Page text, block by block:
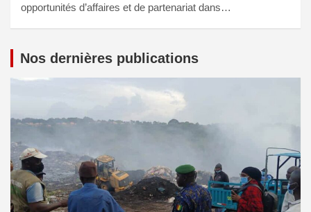
opportunités d’affaires et de partenariat dans…
Nos dernières publications